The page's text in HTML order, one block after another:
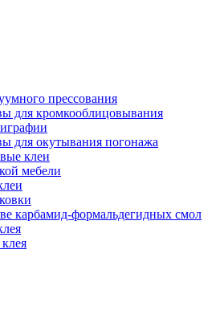
прессования
для кромкооблицовывания
для окутывания погонажа
клеи
мебели
карбамид-формальдегидных смол